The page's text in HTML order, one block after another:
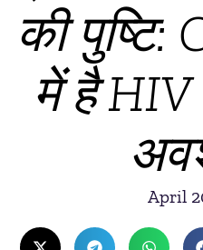
की पुष्टि:
में है
April